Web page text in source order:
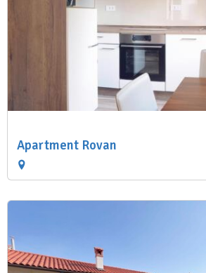
Apartment Rovan